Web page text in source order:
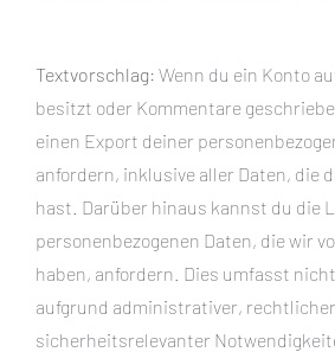
Textvorschlag: Wenn du ein Konto
besitzt oder Kommentare
einen Export deiner
anfordern, inklusive aller Daten, die
hast. Darüber hinaus kannst du die
personenbezogenen Daten, die wir
haben, anfordern. Dies umfasst
aufgrund administrativer,
sicherheitsrelevanter